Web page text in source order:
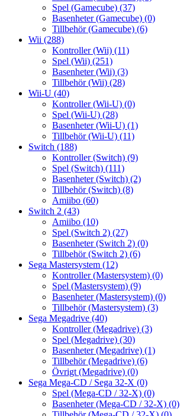
Spel (Gamecube) (37)
Basenheter (Gamecube) (0)
Tillbehör (Gamecube) (6)
Wii (288)
Kontroller (Wii) (11)
Spel (Wii) (251)
Basenheter (Wii) (3)
Tillbehör (Wii) (28)
Wii-U (40)
Kontroller (Wii-U) (0)
Spel (Wii-U) (28)
Basenheter (Wii-U) (1)
Tillbehör (Wii-U) (11)
Switch (188)
Kontroller (Switch) (9)
Spel (Switch) (111)
Basenheter (Switch) (2)
Tillbehör (Switch) (8)
Amiibo (60)
Switch 2 (43)
Amiibo (10)
Spel (Switch 2) (27)
Basenheter (Switch 2) (0)
Tillbehör (Switch 2) (6)
Sega Mastersystem (12)
Kontroller (Mastersystem) (0)
Spel (Mastersystem) (9)
Basenheter (Mastersystem) (0)
Tillbehör (Mastersystem) (3)
Sega Megadrive (40)
Kontroller (Megadrive) (3)
Spel (Megadrive) (30)
Basenheter (Megadrive) (1)
Tillbehör (Megadrive) (6)
Övrigt (Megadrive) (0)
Sega Mega-CD / Sega 32-X (0)
Spel (Mega-CD / 32-X) (0)
Basenheter (Mega-CD / 32-X) (0)